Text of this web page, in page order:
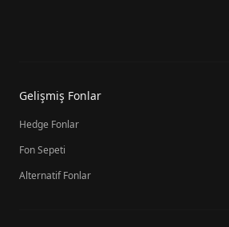
Gelişmiş Fonlar
Hedge Fonlar
Fon Sepeti
Alternatif Fonlar